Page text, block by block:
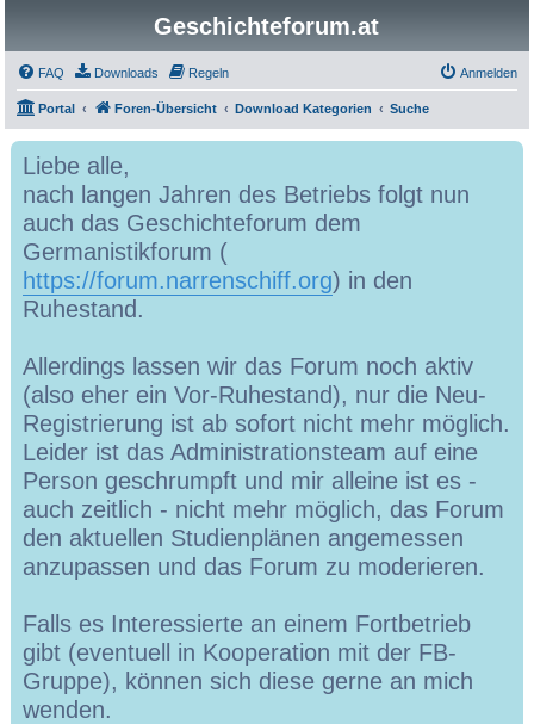
Geschichteforum.at
FAQ Downloads Regeln Anmelden
Portal Foren-Übersicht Download Kategorien Suche
Liebe alle,
nach langen Jahren des Betriebs folgt nun
auch das Geschichteforum dem
Germanistikforum (
https://forum.narrenschiff.org) in den
Ruhestand.
Allerdings lassen wir das Forum noch aktiv
(also eher ein Vor-Ruhestand), nur die Neu-
Registrierung ist ab sofort nicht mehr möglich.
Leider ist das Administrationsteam auf eine
Person geschrumpft und mir alleine ist es -
auch zeitlich - nicht mehr möglich, das Forum
den aktuellen Studienplänen angemessen
anzupassen und das Forum zu moderieren.
Falls es Interessierte an einem Fortbetrieb
gibt (eventuell in Kooperation mit der FB-
Gruppe), können sich diese gerne an mich
wenden.